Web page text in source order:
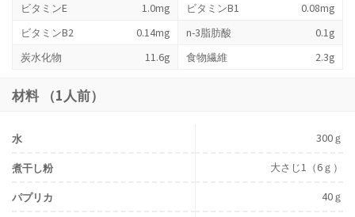
ビタミンE
1.0mg ビタミンB1
0.08mg
ビタミンB2
0.14mg n-3脂肪酸
0.1g
炭水化物
11.6g 食物繊維 2.3g
材料 （1人前）
水
300ｇ
煮干し粉
大さじ1（6ｇ）
パプリカ
40ｇ